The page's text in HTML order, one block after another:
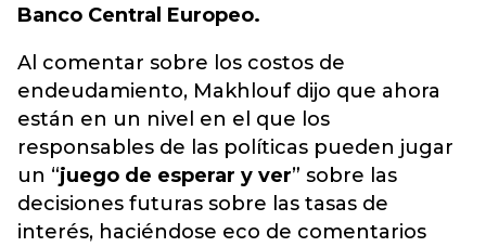
Banco Central Europeo.
Al comentar sobre los costos de
endeudamiento, Makhlouf dijo que ahora
están en un nivel en el que los
responsables de las políticas pueden jugar
un “juego de esperar y ver” sobre las
decisiones futuras sobre las tasas de
interés, haciéndose eco de comentarios